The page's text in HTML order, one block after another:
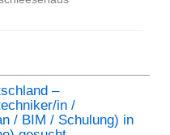
–
in /
/ BIM / Schulung) in